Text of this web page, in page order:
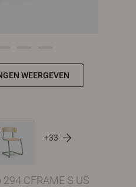
WEERGEVEN
+33
294 CFRAME S US